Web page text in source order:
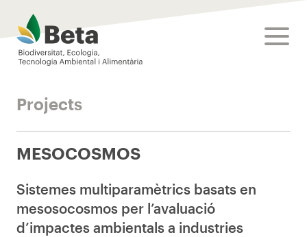
Beta Tech Center
Projects
MESOCOSMOS
Sistemes multiparamètrics basats en
mesosocosmos per l’avaluació
d’impactes ambientals a industries